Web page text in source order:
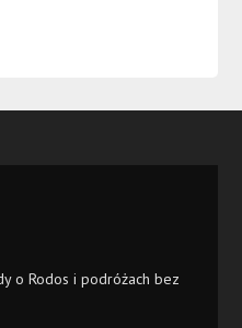
o Rodos i podróżach bez